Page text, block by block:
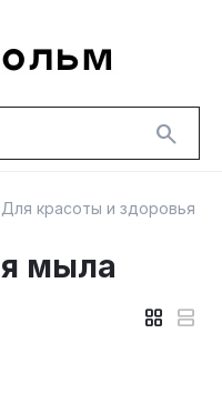
Для красоты и здоровья
мыла